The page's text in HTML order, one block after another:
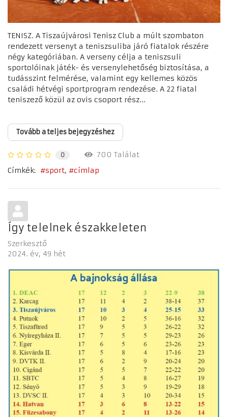
TENISZ. A Tiszaújvárosi Tenisz Club a múlt szombaton
rendezett versenyt a teniszsuliba járó fiatalok részére
négy kategóriában. A verseny célja a teniszsuli
sportolóinak játék- és versenylehetőség biztosítása, a
tudásszint felmérése, valamint egy kellemes közös
családi hétvégi sportprogram rendezése. A 22 fiatal
teniszező közül az ovis csoport rész...
Tovább a teljes bejegyzéshez
0
700 Találat
Címkék:
sport címlap
Így telelnek északkeleten
Szerkesztő
2024. év 49 hét